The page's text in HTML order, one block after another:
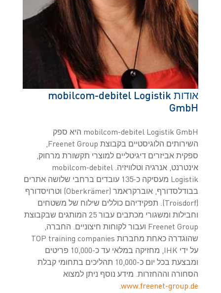
אודות mobilcom-debitel Logistik
GmbH
mobilcom-debitel Logistik GmbH היא ספק
השירותים הלוגיסטיים בקבוצת Freenet Group,
ספקית אביזרים דיגיטליים למוצרי תקשורת מרחוק,
אינטרנט, אנרגיה וטלוויזיה. mobilcom-debitel
Logistik מעסיקה כ-135 עובדים ברחבי שלושה אתרים
בבודלסדורף, אוברקראמר (Oberkrämer) וטרויסדורף
(Troisdorf). תפקידיהם כוללים שילוח של משטחים
וחבילות ומשגורי מכתבים עבור 25 המותגים שבקבוצת
Freenet Group ועבור לקוחות חיצוניים. החברה,
שהוגדרה כאחת מחברות TOP training companies
על ידי IHK, מחזיקה במלאי עד כ-10,000 פריטים
ומבצעת בכל יום כ-10,000 תהליכים בתחומי קבלת
הסחורה וההחזרות. מידע נוסף ניתן למצוא
www.freenet-group.de
.